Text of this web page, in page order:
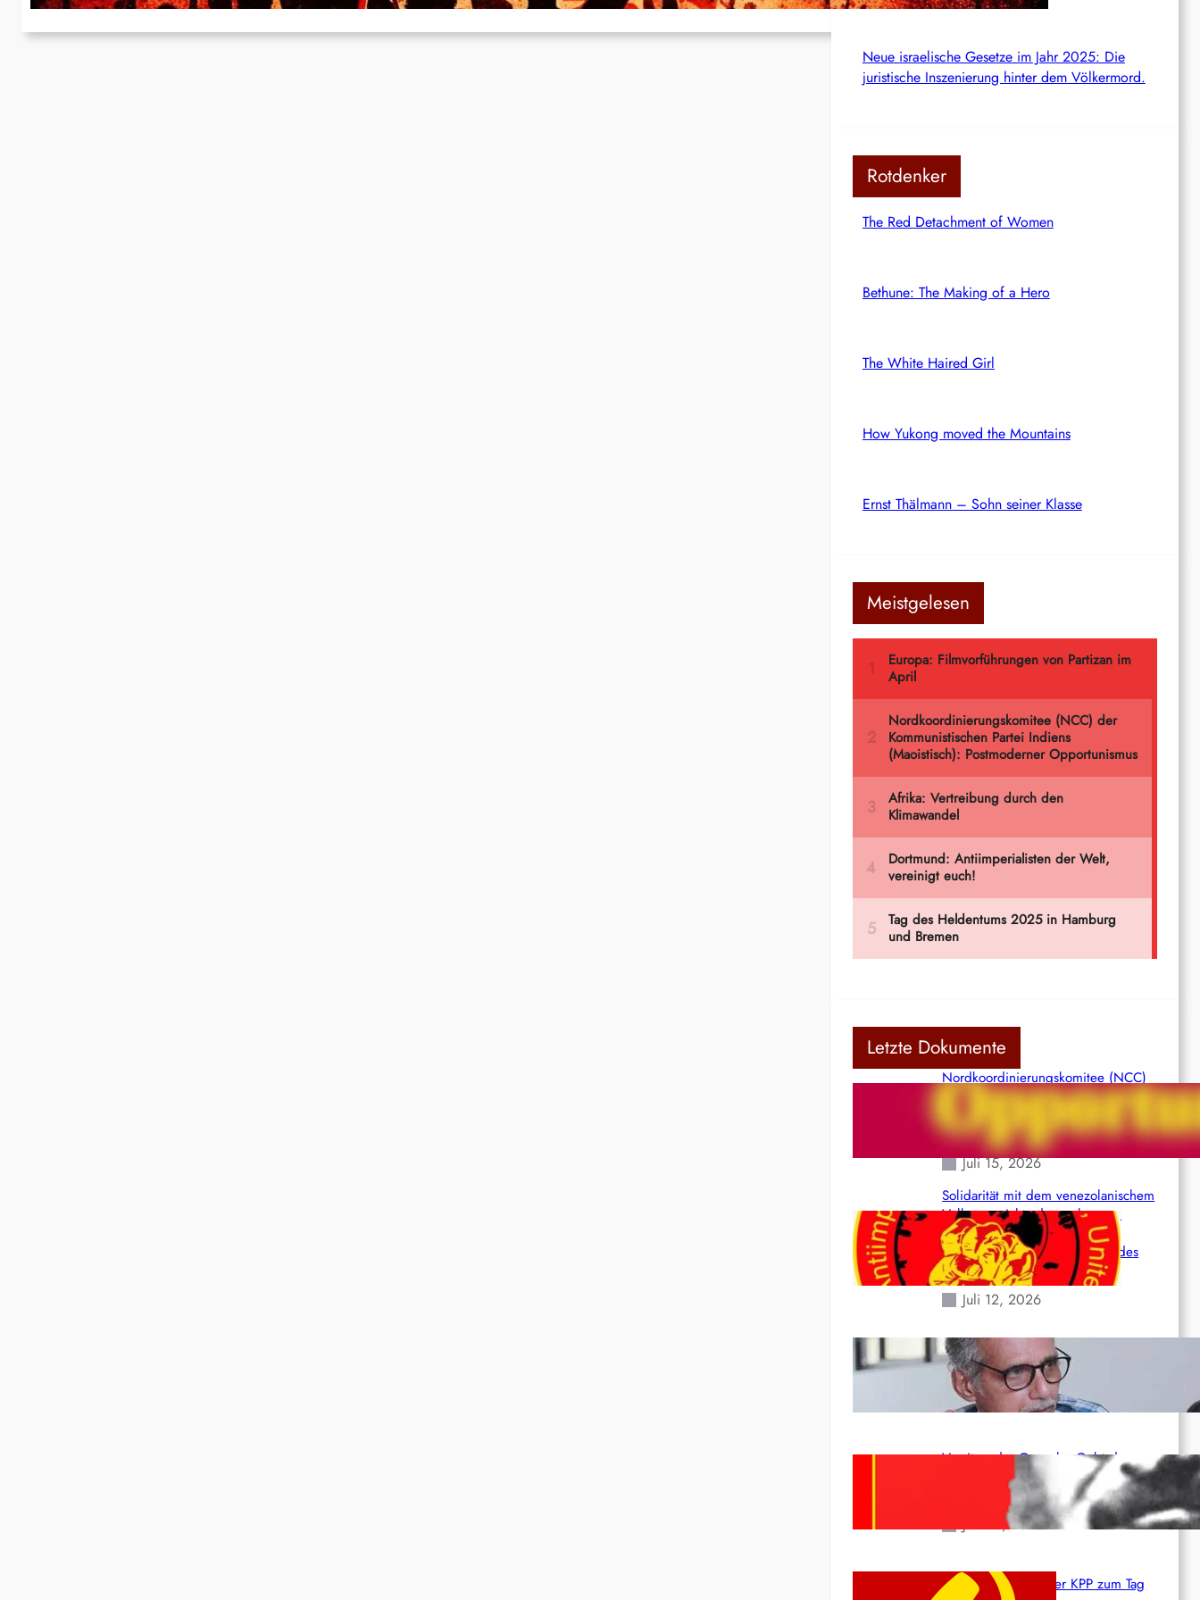
Neue israelische Gesetze im Jahr 2025: Die
juristische Inszenierung hinter dem Völkermord.
Rotdenker
The Red Detachment of Women
Bethune: The Making of a Hero
The White Haired Girl
How Yukong moved the Mountains
Ernst Thälmann – Sohn seiner Klasse
Meistgelesen
Letzte Dokumente
Nordkoordinierungskomitee (NCC)
der Kommunistischen Partei Indiens
(Maoistisch): Postmoderner
Opportunismus
Juli 15, 2026
Solidarität mit dem venezolanischem
Volk angesichts der verlorenen
Leben und der katastrophalen
Situation durch die Erdbeben des
24. Juni!
Juli 12, 2026
Indien: „Die Politik der Kapitulation“
von K. Murali (Ajith)
Juli 1, 2026
Vorsitzender Gonzalo: Gebt das
Leben für die Partei und die
Revolution!
Juni 19, 2026
Beschluss des ZK der KPP zum Tag